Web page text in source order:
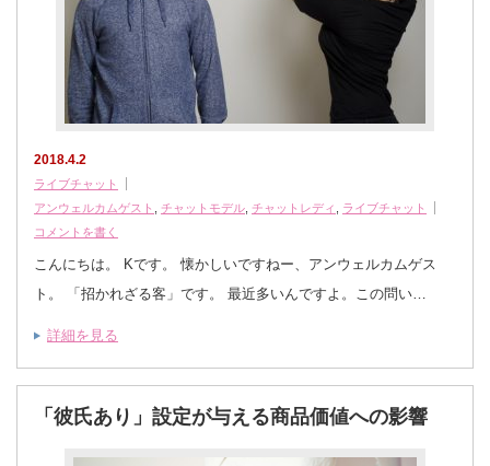
2018.4.2
ライブチャット
アンウェルカムゲスト
チャットモデル チャットレディ
ライブチャット
コメントを書く
こんにちは。 Kです。 懐かしいですねー、アンウェルカムゲス
ト。 「招かれざる客」です。 最近多いんですよ。この問い…
詳細を見る
「彼氏あり」設定が与える商品価値への影響